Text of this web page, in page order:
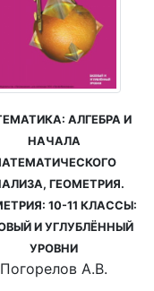
АЛГЕБРА И
НАЧАЛА
ГЕОМЕТРИЯ.
10-11 КЛАССЫ:
И УГЛУБЛЁННЫЙ
УРОВНИ
Погорелов А.В.